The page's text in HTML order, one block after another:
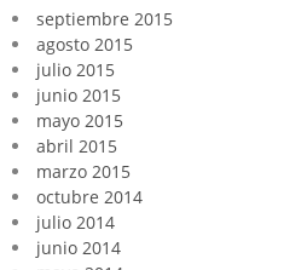
septiembre 2015
agosto 2015
julio 2015
junio 2015
mayo 2015
abril 2015
marzo 2015
octubre 2014
julio 2014
junio 2014